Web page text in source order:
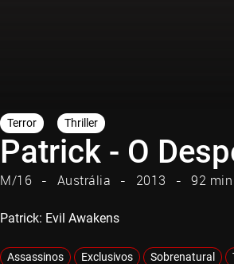
Terror Thriller
Patrick - O
M/16 Austrália 2013 92 min
Patrick: Evil Awakens
Assassinos Exclusivos Sobrenatural